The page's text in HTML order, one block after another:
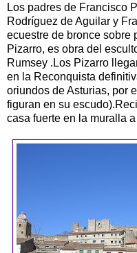
Los padres de Francisco
Rodríguez de Aguilar y
ecuestre de bronce sobre
Pizarro, es obra del
Rumsey .Los Pizarro
en la Reconquista
oriundos de Asturias, por
figuran en su
casa fuerte en la muralla